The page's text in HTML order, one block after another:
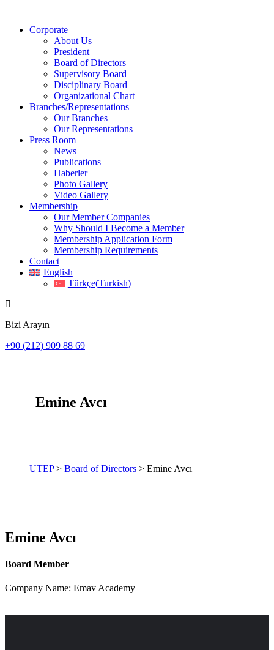
Corporate
About Us
President
Board of Directors
Supervisory Board
Disciplinary Board
Organizational Chart
Branches/Representations
Our Branches
Our Representations
Press Room
News
Publications
Haberler
Photo Gallery
Video Gallery
Membership
Our Member Companies
Why Should I Become a Member
Membership Application Form
Membership Requirements
Contact
English
Türkçe(Turkish)
Bizi Arayın
+90 (212) 909 88 69
Emine Avcı
UTEP> Board of Directors > Emine Avcı
Emine Avcı
Board Member
Company Name: Emav Academy